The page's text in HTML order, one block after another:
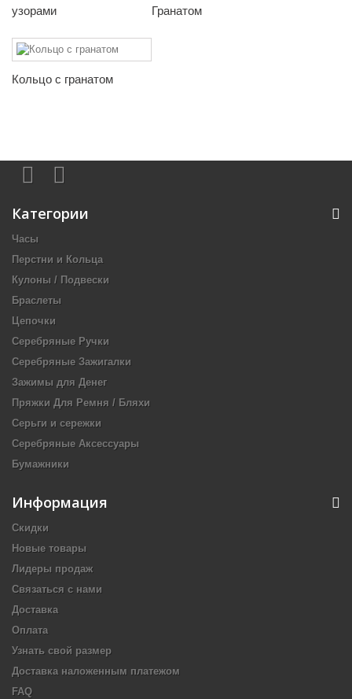
узорами
Гранатом
Кольцо с гранатом
Категории
Часы
Перстни и Кольца
Кулоны / Подвески
Браслеты
Цепочки
Серебряные Ручки
Серебряные Зажигалки
Зажимы для Денег
Пряжки Для Ремня / Бляхи
Серьги и сережки
Серебряные Аксессуары
Бумажники
Информация
Скидки
Новые товары
Лидеры продаж
Связаться с нами
Доставка
Оплата
Узнать свой размер
Доставка наложенным платежом
FAQ